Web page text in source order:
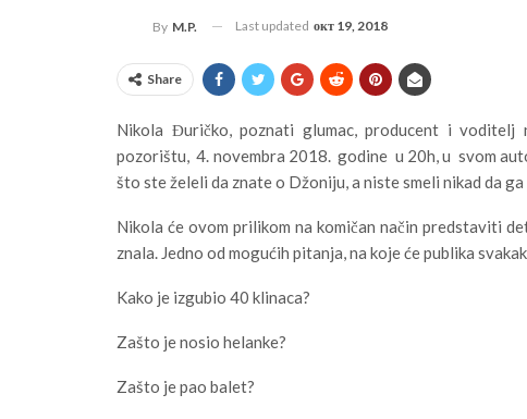
By M.P. Last updated окт 19, 2018
Share
Nikola Đuričko, poznati glumac, producent i voditelj
pozorištu, 4. novembra 2018. godine u 20h, u svom
što ste želeli da znate o Džoniju, a niste smeli nikad da ga
Nikola će ovom prilikom na komičan način predstaviti
znala. Jedno od mogućih pitanja, na koje će publika
Kako je izgubio 40 klinaca?
Zašto je nosio helanke?
Zašto je pao balet?